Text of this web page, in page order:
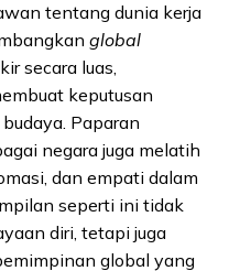
tentang dunia kerja
global
secara luas,
keputusan
Paparan
negara juga melatih
dan empati dalam
seperti ini tidak
diri, tetapi juga
global yang